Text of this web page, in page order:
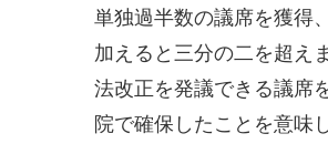
単独過半数の議席を獲得
加えると三分の二を超え
法改正を発議できる議席
院で確保したことを意味